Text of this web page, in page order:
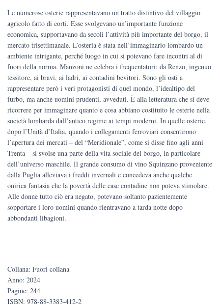
Le numerose osterie rappresentavano un tratto distintivo del villaggio
agricolo fatto di corti. Esse svolgevano un’importante funzione
economica, supportavano da secoli l’attività più importante del borgo, il
mercato trisettimanale. L’osteria è stata nell’immaginario lombardo un
ambiente intrigante, perché luogo in cui si potevano fare incontri al di
fuori della norma. Manzoni ne celebra i frequentatori: da Renzo, ingenuo
tessitore, ai bravi, ai ladri, ai contadini bevitori. Sono gli osti a
rappresentare però i veri protagonisti di quel mondo, l’idealtipo del
furbo, ma anche uomini prudenti, avveduti. È alla letteratura che si deve
ricorrere per immaginare quanto e cosa abbiano costituito le osterie nella
società lombarda dall’antico regime ai tempi moderni. In quelle osterie,
dopo l’Unità d’Italia, quando i collegamenti ferroviari consentirono
l’apertura dei mercati – del “Meridionale”, come si disse fino agli anni
Trenta – si svolse una parte della vita sociale del borgo, in particolare
dell’universo maschile. Il grande consumo di vino Squinzano proveniente
dalla Puglia alleviava i freddi invernali e concedeva anche qualche
onirica fantasia che la povertà delle case contadine non poteva stimolare.
Alle donne tutto ciò era negato, potevano soltanto pazientemente
sopportare i loro uomini quando rientravano a tarda notte dopo
abbondanti libagioni.
Collana: Fuori collana
Anno: 2024
Pagine: 244
ISBN: 978-88-3383-412-2